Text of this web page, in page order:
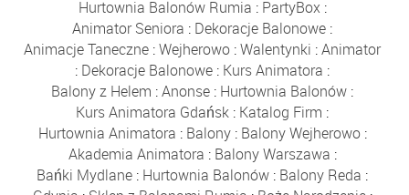
Hurtownia Balonów Rumia : PartyBox:
Animator Seniora : Dekoracje Balonowe :
Animacje Taneczne :Wejherowo :Walentynki :Animator
: Dekoracje Balonowe : Kurs Animatora :
Balony z Helem :Anonse : Hurtownia Balonów :
Kurs Animatora Gdańsk : Katalog Firm :
Hurtownia Animatora : Balony: Balony Wejherowo:
Akademia Animatora : Balony Warszawa :
Bańki Mydlane : Hurtownia Balonów : Balony Reda :